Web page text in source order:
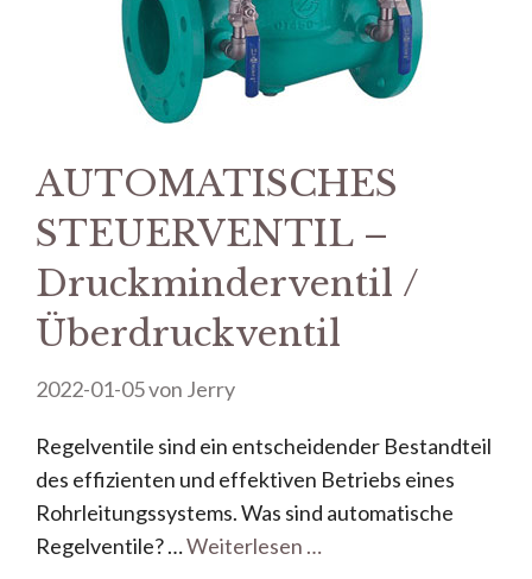
AUTOMATISCHES
STEUERVENTIL –
Druckminderventil /
Überdruckventil
2022-01-05von Jerry
Regelventile sind ein entscheidender Bestandteil
des effizienten und effektiven Betriebs eines
Rohrleitungssystems. Was sind automatische
Regelventile? …Weiterlesen …